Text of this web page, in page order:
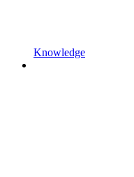
Knowledge